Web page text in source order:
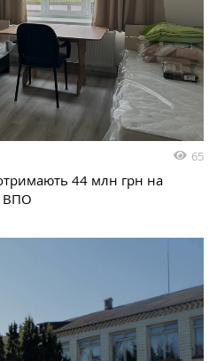
65
44 млн грн на
ВПО